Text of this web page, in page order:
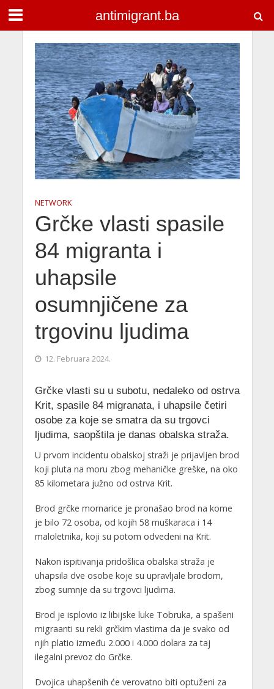
antimigrant.ba
NETWORK
Grčke vlasti spasile
84 migranta i
uhapsile
osumnjičene za
trgovinu ljudima
12. Februara 2024.
Grčke vlasti su u subotu, nedaleko od ostrva
Krit, spasile 84 migranata, i uhapsile četiri
osobe za koje se smatra da su trgovci
ljudima, saopštila je danas obalska straža.
U prvom incidentu obalskoj straži je prijavljen brod
koji pluta na moru zbog mehaničke greške, na oko
85 kilometara južno od ostrva Krit.
Brod grčke mornarice je pronašao brod na kome
je bilo 72 osoba, od kojih 58 muškaraca i 14
maloletnika, koji su potom odvedeni na Krit.
Nakon ispitivanja pridošlica obalska straža je
uhapsila dve osobe koje su upravljale brodom,
zbog sumnje da su trgovci ljudima.
Brod je isplovio iz libijske luke Tobruka, a spašeni
migraanti su rekli grčkim vlastima da je svako od
njih platio između 2.000 i 4.000 dolara za taj
ilegalni prevoz do Grčke.
Dvojica uhapšenih će verovatno biti optuženi za